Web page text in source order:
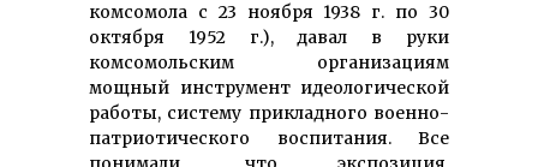
комсомола с 23 ноября 1938 г. по 30
октября 1952 г.), давал в руки
комсомольским организациям
мощный инструмент идеологической
работы, систему прикладного военно-
патриотического воспитания. Все